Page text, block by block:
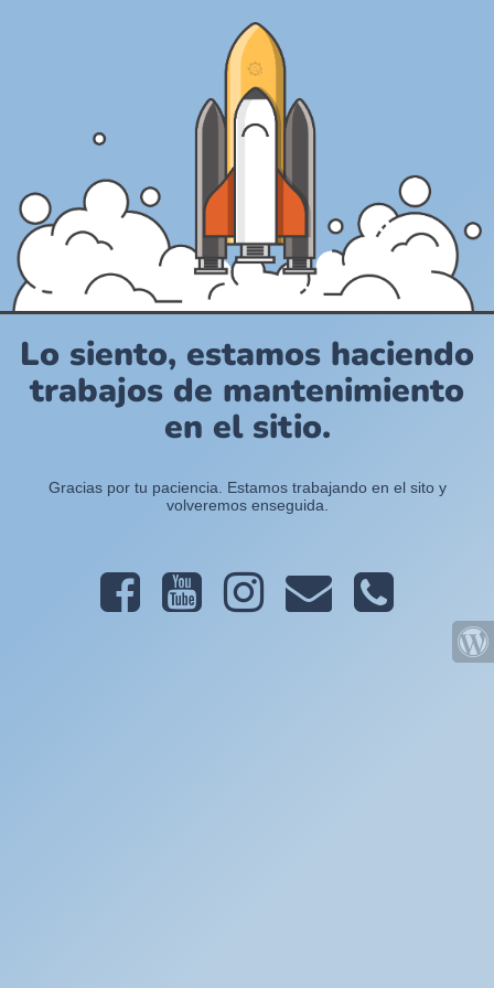
Lo siento, estamos haciendo
trabajos de mantenimiento
en el sitio.
Gracias por tu paciencia. Estamos trabajando en el sito y
volveremos enseguida.